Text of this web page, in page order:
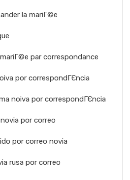
la mariГ©e
par correspondance
por correspondГЄncia
noiva por correspondГЄncia
por correo
por correo novia
rusa por correo